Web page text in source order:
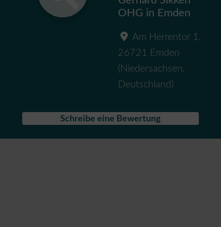
OHG in Emden
Am Herrentor 1,
26721 Emden
( Niedersachsen,
Deutschland )
Schreibe eine Bewertung